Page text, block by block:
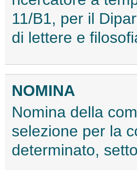
11/B1, per il
di lettere e
NOMINA
Nomina della
selezione per la
determinato,